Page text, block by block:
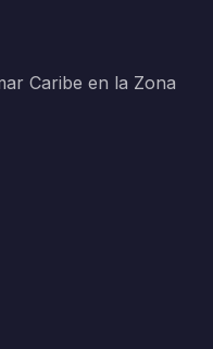
Caribe en la Zona